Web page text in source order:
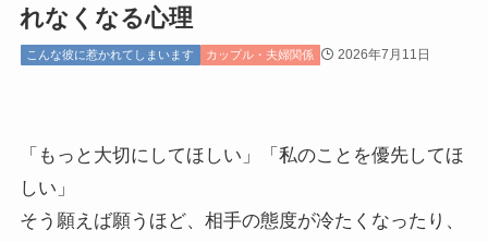
れなくなる心理
こんな彼に惹かれてしまいます カップル・夫婦関係 2026年7月11日
「もっと大切にしてほしい」「私のことを優先してほ
しい」
そう願えば願うほど、相手の態度が冷たくなったり、